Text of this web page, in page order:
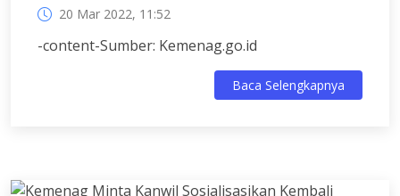
20 Mar 2022, 11:52
-content-Sumber: Kemenag.go.id
Baca Selengkapnya